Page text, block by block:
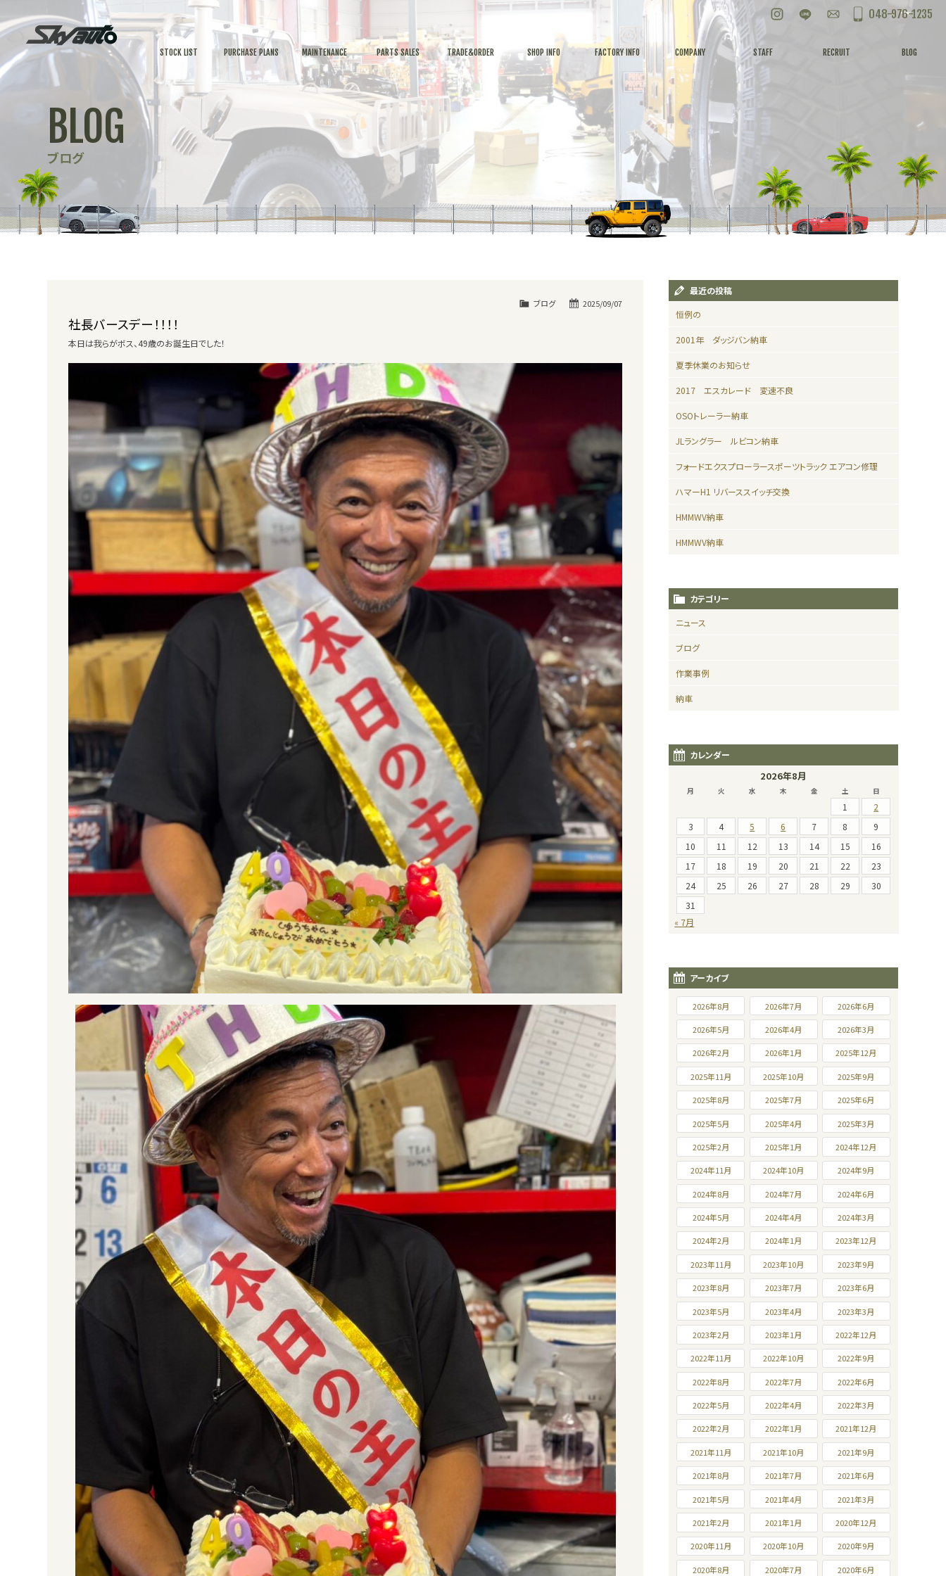
お問い合わせ
048-976-1235
STOCK LIST PURCHASE PLANS MAINTENANCE PARTS SALES TRADE&ORDER SHOP INFO FACTORY INFO COMPANY STAFF RECRUIT BLOG
BLOG
ブログ
2025/09/07
ブログ
社長バースデー！！！！
本日は我らがボス、49歳のお誕生日でした！
最近の投稿
恒例の
2001年 ダッジバン納車
夏季休業のお知らせ
2017 エスカレード 変速不良
OSOトレーラー納車
JLラングラー ルビコン納車
フォードエクスプローラースポーツトラック エアコン修理
ハマーH1 リバーススイッチ交換
HMMWV納車
HMMWV納車
カテゴリー
ニュース
ブログ
作業事例
納車
カレンダー
2026年8月
月 火 水 木 金 土 日
1
2
3
4 5 6 7 8
9
10
11 12 13 14 15
16
17
18 19 20 21 22
23
24
25 26 27 28 29
30
31
« 7月
アーカイブ
2026年8月 2026年7月 2026年6月
2026年5月 2026年4月 2026年3月
2026年2月 2026年1月 2025年12月
2025年11月 2025年10月 2025年9月
2025年8月 2025年7月 2025年6月
2025年5月 2025年4月 2025年3月
2025年2月 2025年1月 2024年12月
2024年11月 2024年10月 2024年9月
2024年8月 2024年7月 2024年6月
2024年5月 2024年4月 2024年3月
2024年2月 2024年1月 2023年12月
2023年11月 2023年10月 2023年9月
2023年8月 2023年7月 2023年6月
2023年5月 2023年4月 2023年3月
2023年2月 2023年1月 2022年12月
2022年11月 2022年10月 2022年9月
2022年8月 2022年7月 2022年6月
2022年5月 2022年4月 2022年3月
2022年2月 2022年1月 2021年12月
2021年11月 2021年10月 2021年9月
2021年8月 2021年7月 2021年6月
2021年5月 2021年4月 2021年3月
2021年2月 2021年1月 2020年12月
2020年11月 2020年10月 2020年9月
2020年8月 2020年7月 2020年6月